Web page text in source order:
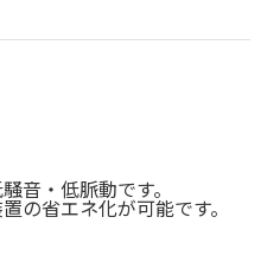
音・低脈動です。
の省エネ化が可能です。